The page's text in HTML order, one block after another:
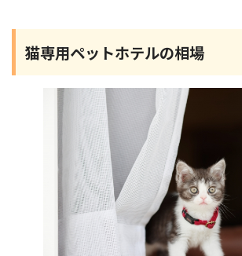
猫専用ペットホテルの相場